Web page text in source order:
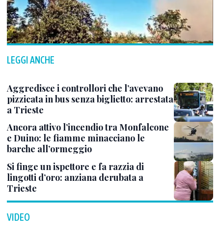
LEGGI ANCHE
Aggredisce i controllori che l’avevano
pizzicata in bus senza biglietto: arrestata
a Trieste
Ancora attivo l’incendio tra Monfalcone
e Duino: le fiamme minacciano le
barche all’ormeggio
Si finge un ispettore e fa razzia di
lingotti d’oro: anziana derubata a
Trieste
VIDEO